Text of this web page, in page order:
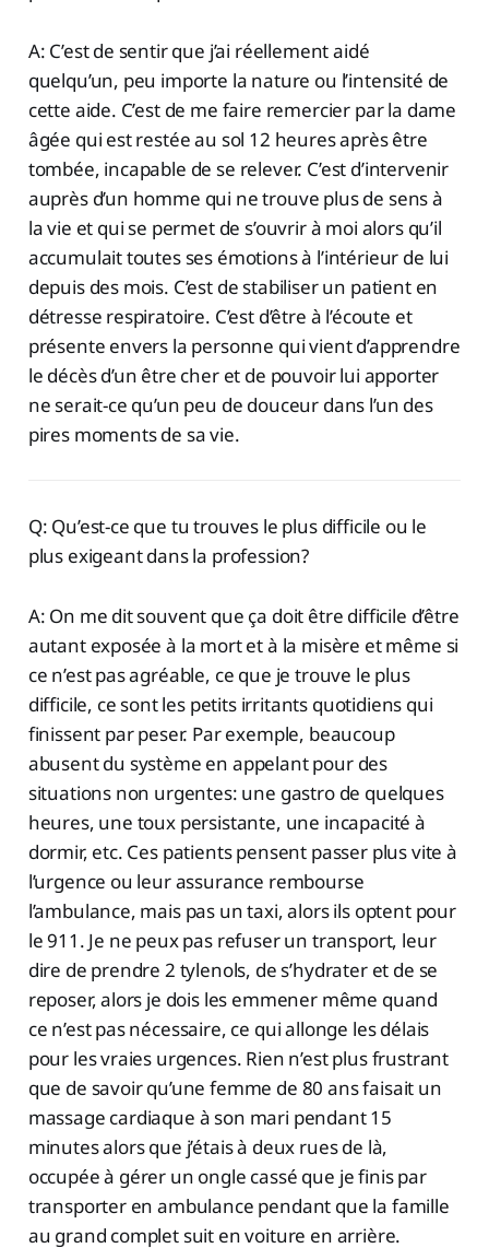
A: C’est de sentir que j’ai réellement aidé
quelqu’un, peu importe la nature ou l’intensité de
cette aide. C’est de me faire remercier par la dame
âgée qui est restée au sol 12 heures après être
tombée, incapable de se relever. C’est d’intervenir
auprès d’un homme qui ne trouve plus de sens à
la vie et qui se permet de s’ouvrir à moi alors qu’il
accumulait toutes ses émotions à l’intérieur de lui
depuis des mois. C’est de stabiliser un patient en
détresse respiratoire. C’est d’être à l’écoute et
présente envers la personne qui vient d’apprendre
le décès d’un être cher et de pouvoir lui apporter
ne serait-ce qu’un peu de douceur dans l’un des
pires moments de sa vie.
Q: Qu’est-ce que tu trouves le plus difficile ou le
plus exigeant dans la profession?
A: On me dit souvent que ça doit être difficile d’être
autant exposée à la mort et à la misère et même si
ce n’est pas agréable, ce que je trouve le plus
difficile, ce sont les petits irritants quotidiens qui
finissent par peser. Par exemple, beaucoup
abusent du système en appelant pour des
situations non urgentes: une gastro de quelques
heures, une toux persistante, une incapacité à
dormir, etc. Ces patients pensent passer plus vite à
l’urgence ou leur assurance rembourse
l’ambulance, mais pas un taxi, alors ils optent pour
le 911. Je ne peux pas refuser un transport, leur
dire de prendre 2 tylenols, de s’hydrater et de se
reposer, alors je dois les emmener même quand
ce n’est pas nécessaire, ce qui allonge les délais
pour les vraies urgences. Rien n’est plus frustrant
que de savoir qu’une femme de 80 ans faisait un
massage cardiaque à son mari pendant 15
minutes alors que j’étais à deux rues de là,
occupée à gérer un ongle cassé que je finis par
transporter en ambulance pendant que la famille
au grand complet suit en voiture en arrière.